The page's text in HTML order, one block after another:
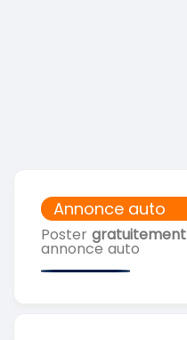
Annonce auto
Poster gratuitement
annonce auto